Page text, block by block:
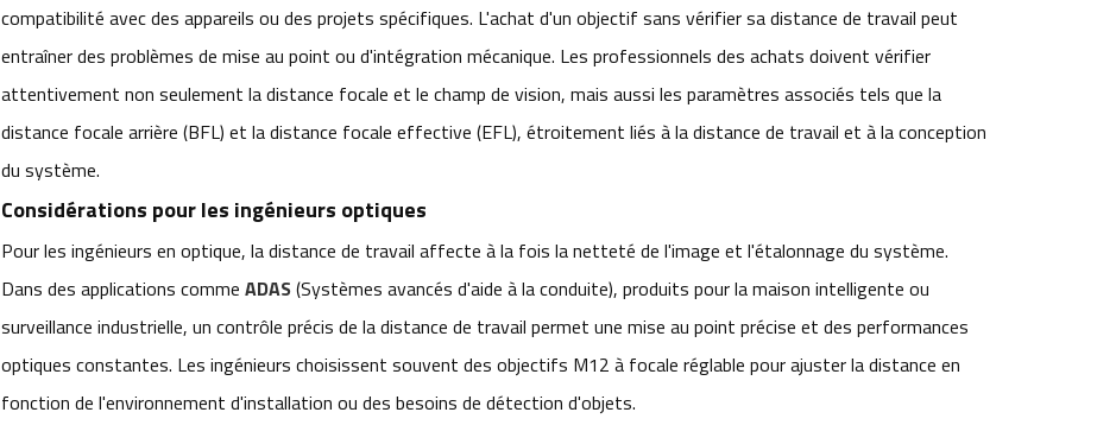
compatibilité avec des appareils ou des projets spécifiques. L'achat d'un objectif sans vérifier sa distance de travail peut
entraîner des problèmes de mise au point ou d'intégration mécanique. Les professionnels des achats doivent vérifier
attentivement non seulement la distance focale et le champ de vision, mais aussi les paramètres associés tels que la
distance focale arrière (BFL) et la distance focale effective (EFL), étroitement liés à la distance de travail et à la conception
du système.
Considérations pour les ingénieurs optiques
Pour les ingénieurs en optique, la distance de travail affecte à la fois la netteté de l'image et l'étalonnage du système.
Dans des applications comme ADAS(Systèmes avancés d'aide à la conduite), produits pour la maison intelligente ou
surveillance industrielle, un contrôle précis de la distance de travail permet une mise au point précise et des performances
optiques constantes. Les ingénieurs choisissent souvent des objectifs M12 à focale réglable pour ajuster la distance en
fonction de l'environnement d'installation ou des besoins de détection d'objets.